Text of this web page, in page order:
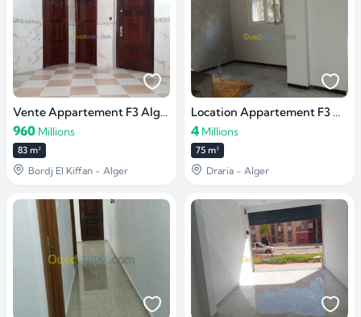
Vente Appartement F3 Alger
960 Millions
83 m²
Bordj El Kiffan - Alger
Location Appartement F3 Alger Draria
4 Millions
75 m²
Draria - Alger